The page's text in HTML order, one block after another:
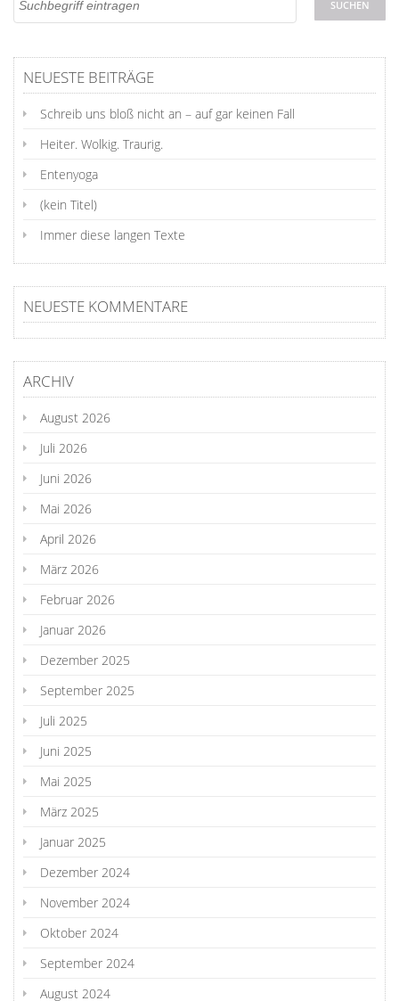
NEUESTE BEITRÄGE
Schreib uns bloß nicht an – auf gar keinen Fall
Heiter. Wolkig. Traurig.
Entenyoga
(kein Titel)
Immer diese langen Texte
NEUESTE KOMMENTARE
ARCHIV
August 2026
Juli 2026
Juni 2026
Mai 2026
April 2026
März 2026
Februar 2026
Januar 2026
Dezember 2025
September 2025
Juli 2025
Juni 2025
Mai 2025
März 2025
Januar 2025
Dezember 2024
November 2024
Oktober 2024
September 2024
August 2024